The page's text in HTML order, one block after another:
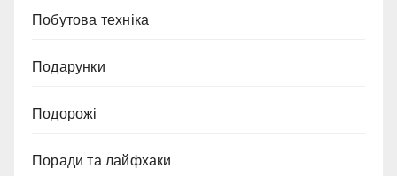
Побутова техніка
Подарунки
Подорожі
Поради та лайфхаки